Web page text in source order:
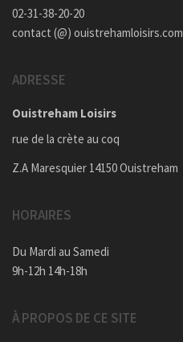
02-31-38-20-20
contact (@) ouistrehamloisirs.com
ADRESSE
Ouistreham Loisirs
rue de la crète au coq
Z.A Maresquier 14150 Ouistreham
HORAIRES
Du Mardi au Samedi
9h-12h 14h-18h
À PROPOS DE CE SITE